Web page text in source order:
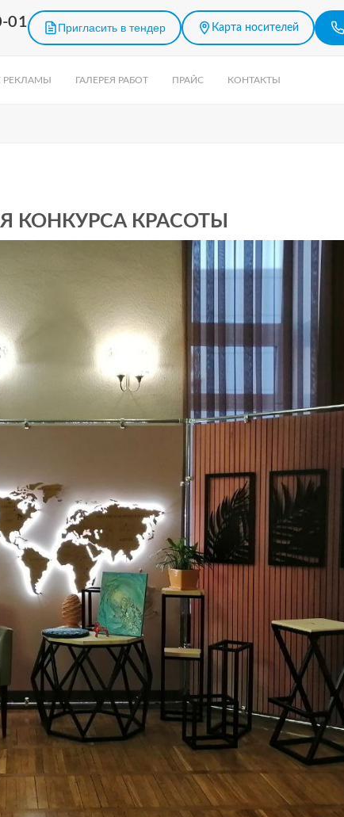
01 Пригласить в тендер Карта носителей
РЕКЛАМЫ ГАЛЕРЕЯ РАБОТ ПРАЙС КОНТАКТЫ
КОНКУРСА КРАСОТЫ